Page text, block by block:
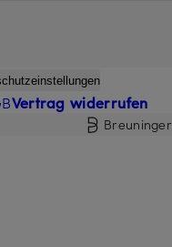
Vertrag widerrufen
Breuninger